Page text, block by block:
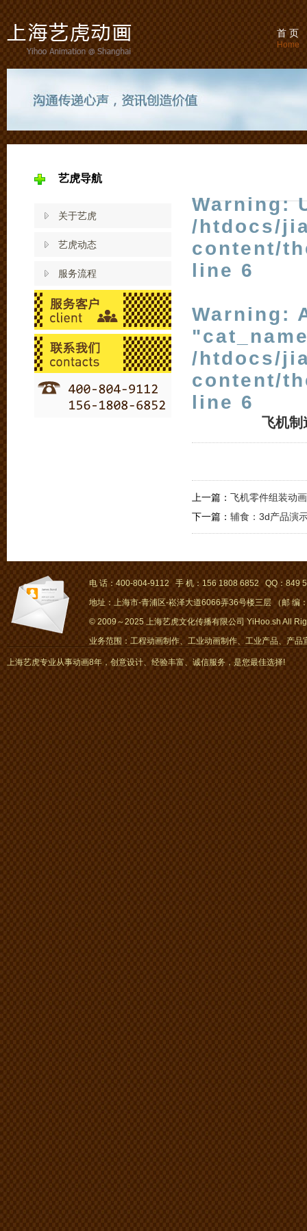
首 页
Home
艺虎导航
关于艺虎
艺虎动态
服务流程
Warning:
/htdocs/
content/
line 6
Warning:
/htdocs/
content/
line 6
飞机制
上一篇： 飞机零件组装动
下一篇： 辅食：3d产品演
电 话：400-804-9112 手 机：156 1808 6852 QQ：849
地址：上海市-青浦区-崧泽大道6066弄36号楼三层 （邮 编
© 2009～2025 上海艺虎文化传播有限公司 YiHoo.sh All
业务范围：工程动画制作、工业动画制作、工业产品、产
画、mg动画
上海艺虎专业从事动画8年，创意设计、经验丰富、诚信服务，是您最佳选择!